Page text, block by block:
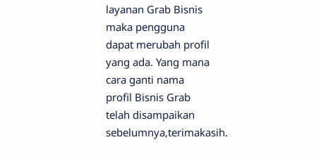
layanan Grab Bisnis
maka pengguna
dapat merubah profil
yang ada. Yang mana
cara ganti nama
profil Bisnis Grab
telah disampaikan
sebelumnya,terimakasih.